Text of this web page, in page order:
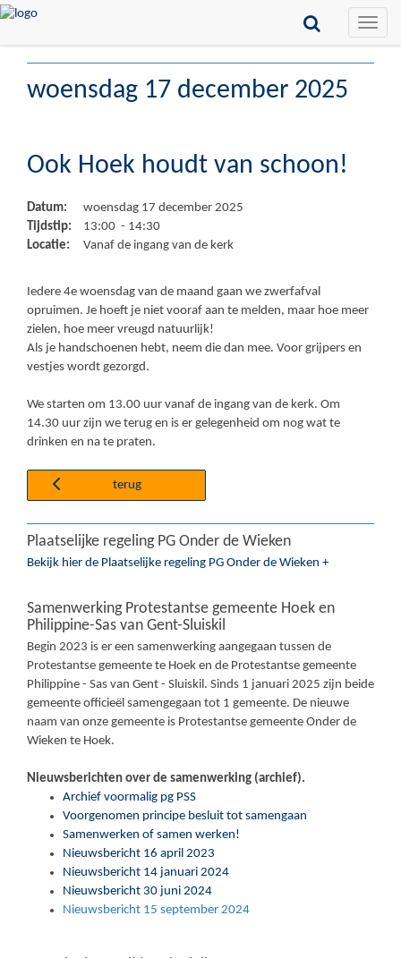
Toggle
woensdag 17 december 2025
Ook Hoek houdt van schoon!
Datum:
woensdag 17 december 2025
Tijdstip:
13:00 - 14:30
Locatie:
Vanaf de ingang van de kerk
Iedere 4e woensdag van de maand gaan we zwerfafval
opruimen. Je hoeft je niet vooraf aan te melden, maar hoe meer
zielen, hoe meer vreugd natuurlijk!
Als je handschoenen hebt, neem die dan mee. Voor grijpers en
vestjes wordt gezorgd.
We starten om 13.00 uur vanaf de ingang van de kerk. Om
14.30 uur zijn we terug en is er gelegenheid om nog wat te
drinken en na te praten.
terug
Plaatselijke regeling PG Onder de Wieken
Bekijk hier de Plaatselijke regeling PG Onder de Wieken +
Samenwerking Protestantse gemeente Hoek en
Philippine-Sas van Gent-Sluiskil
Begin 2023 is er een samenwerking aangegaan tussen de
Protestantse gemeente te Hoek en de Protestantse gemeente
Philippine - Sas van Gent - Sluiskil. Sinds 1 januari 2025 zijn beide
gemeente officieël samengegaan tot 1 gemeente. De nieuwe
naam van onze gemeente is Protestantse gemeente Onder de
Wieken te Hoek.
Nieuwsberichten over de samenwerking (archief).
Archief voormalig pg PSS
Voorgenomen principe besluit tot samengaan
Samenwerken of samen werken!
Nieuwsbericht 16 april 2023
Nieuwsbericht 14 januari 2024
Nieuwsbericht 30 juni 2024
Nieuwsbericht 15 september 2024